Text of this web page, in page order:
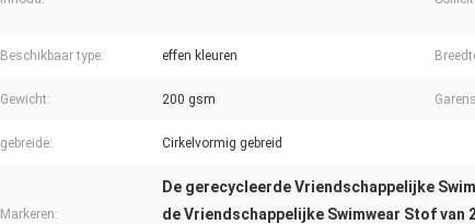
Beschikbaar type: effen kleuren
Gewicht: 200 gsm
gebreide: Cirkelvormig gebreid
Markeren:
De gerecycleerde Vriendschappelijke
de Vriendschappelijke Swimwear Stof van